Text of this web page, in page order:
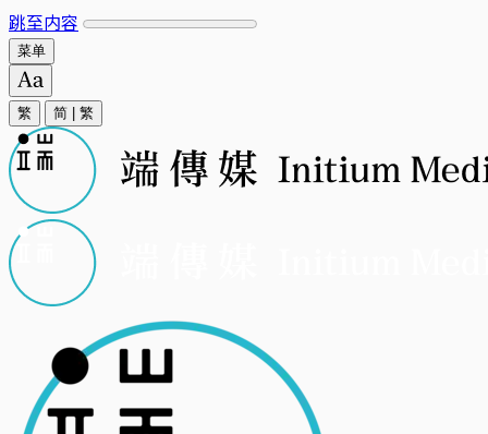
跳至内容
菜单
繁 简 繁